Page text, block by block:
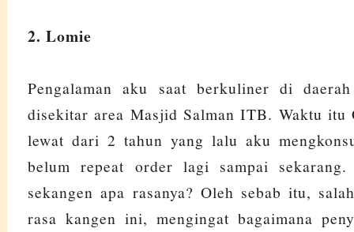
2. Lomie
Pengalaman aku saat berkuliner di
disekitar area Masjid Salman ITB. Waktu itu
lewat dari 2 tahun yang lalu aku
belum repeat order lagi sampai sekarang.
sekangen apa rasanya? Oleh sebab itu,
rasa kangen ini, mengingat bagaimana